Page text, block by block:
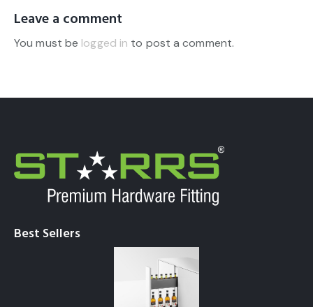
Leave a comment
You must be logged in to post a comment.
Best Sellers